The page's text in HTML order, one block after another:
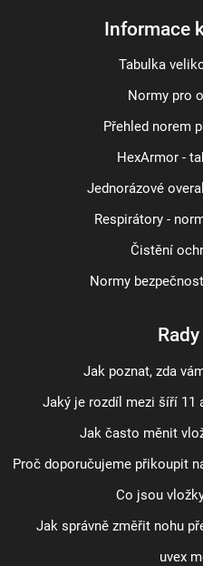
Informace
Tabulka
Normy pro
Přehled norem
HexArmor -
Jednorázové
Respirátory -
Čistění
Normy
Jak poznat, zda
Jaký je rozdíl mezi šíří 11
Jak často měnit
Proč doporučujeme přikoupit
Co jsou
Jak správně změřit nohu
uvex